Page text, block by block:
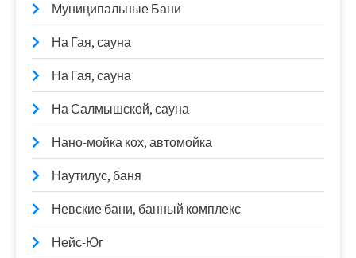
Муниципальные Бани
На Гая, сауна
На Гая, сауна
На Салмышской, сауна
Нано-мойка кох, автомойка
Наутилус, баня
Невские бани, банный комплекс
Нейс-Юг